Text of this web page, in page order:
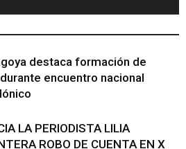
destaca formación de
encuentro nacional
LA PERIODISTA LILIA
ROBO DE CUENTA EN X